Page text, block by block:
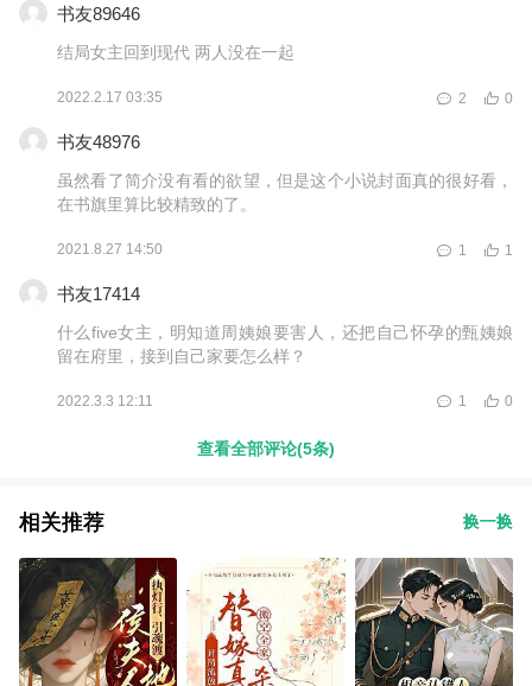
书友89646
结局女主回到现代 两人没在一起
2022.2.17 03:35 0
2
书友48976
虽然看了简介没有看的欲望，但是这个小说封面真的很好看，
在书旗里算比较精致的了。
2021.8.27 14:50 1
1
书友17414
什么five女主，明知道周姨娘要害人，还把自己怀孕的甄姨娘
留在府里，接到自己家要怎么样？
2022.3.3 12:11 0
1
查看全部评论(5条)
相关推荐 换一换